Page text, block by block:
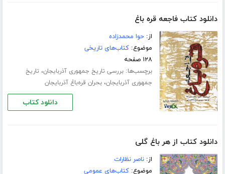
دانلود کتاب فاجعه قره باغ
از:حوا محمدزاده
موضوع:کتاب‌های تاریخی
۱۲۸ صفحه
برچسب‌ها:بررسی تاریخ جمهوری آذربایجان، تاریخ
جمهوری آذربایجان،بحران قره‌باغ آذربایجان
دانلود کتاب
دانلود کتاب از هر باغ گلی
از:ناصر نظارات
موضوع:کتاب‌های عمومی